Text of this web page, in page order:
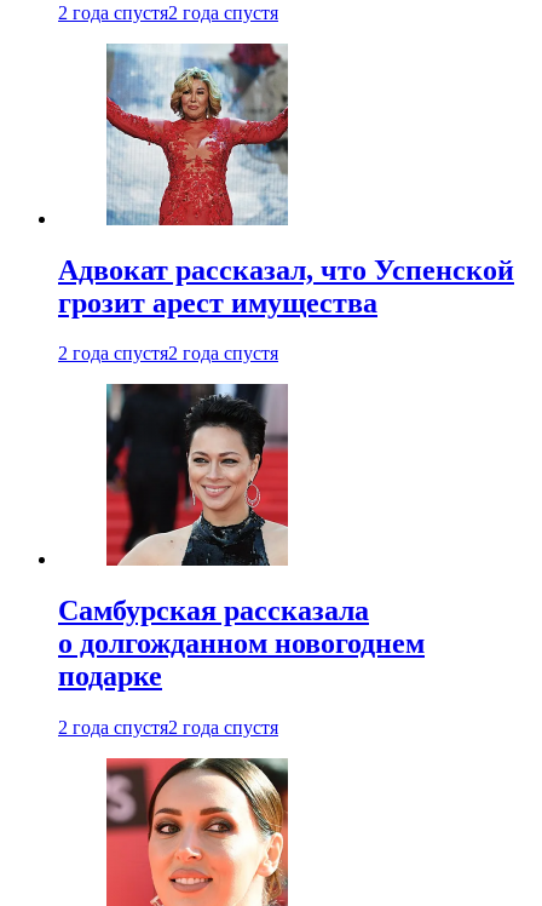
2 года спустя2 года спустя
Адвокат рассказал, что Успенской
грозит арест имущества
2 года спустя2 года спустя
Самбурская рассказала
о долгожданном новогоднем
подарке
2 года спустя2 года спустя